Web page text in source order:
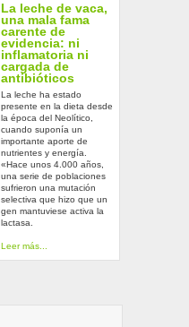
La leche de vaca,
una mala fama
carente de
evidencia: ni
inflamatoria ni
cargada de
antibióticos
La leche ha estado
presente en la dieta desde
la época del Neolítico,
cuando suponía un
importante aporte de
nutrientes y energía.
«Hace unos 4.000 años,
una serie de poblaciones
sufrieron una mutación
selectiva que hizo que un
gen mantuviese activa la
lactasa.
Leer más...